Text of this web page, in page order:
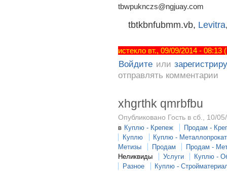
tbwpuknczs@ngjuay.com
tbtkbnfubmm.vb, Levitra
истекло вт., 09/09/2014 -
Войдите или
отправлять комментарии
xhgrthk qmrbfbu
Опубликовано Гость в сб., 10/
в Куплю - Крепеж
Продам -
Куплю
Куплю - Металлопрокат
Метизы
Продам
Продам -
Неликвиды
Услуги
Куплю -
Разное
Куплю -